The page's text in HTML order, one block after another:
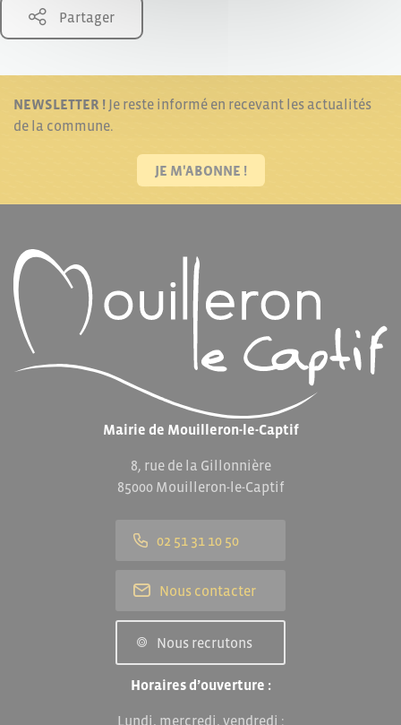
Partager
NEWSLETTER ! Je reste informé en recevant les actualités
de la commune.
JE M'ABONNE !
Mairie de Mouilleron-le-Captif
8, rue de la Gillonnière
85000 Mouilleron-le-Captif
02 51 31 10 50
Nous contacter
Nous recrutons
Horaires d’ouverture :
Lundi, mercredi, vendredi :